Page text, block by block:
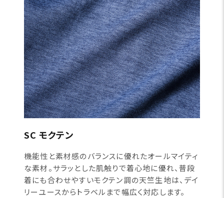
SC モクテン
機能性と素材感のバランスに優れたオールマイティ
な素材。サラッとした肌触りで着心地に優れ、普段
着にも合わせやすいモクテン調の天竺生地は、デイ
リーユースからトラベルまで幅広く対応します。